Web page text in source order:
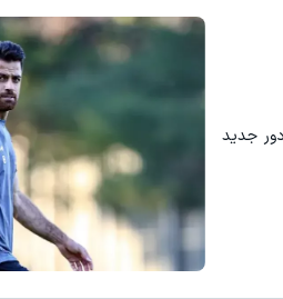
جدید
دریافت 50 تتر !